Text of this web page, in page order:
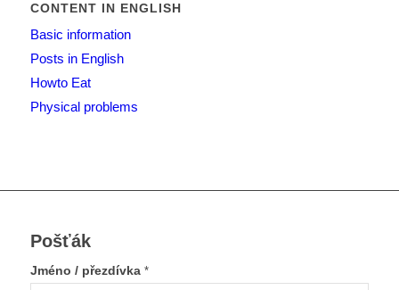
CONTENT IN ENGLISH
Basic information
Posts in English
Howto Eat
Physical problems
Pošťák
Jméno / přezdívka *